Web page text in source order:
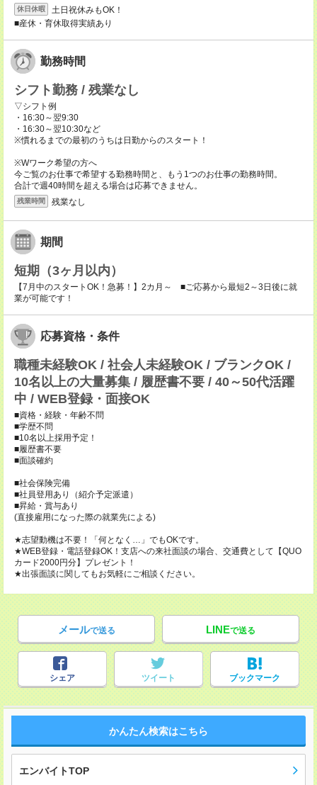
休日休暇
土日祝休みもOK！
■産休・育休取得実績あり
勤務時間
シフト勤務 / 残業なし
▽シフト例
・16:30～翌9:30
・16:30～翌10:30など
※慣れるまでの最初のうちは日勤からのスタート！
※Wワーク希望の方へ
今ご覧のお仕事で希望する勤務時間と、もう1つのお仕事の勤務時間。
合計で週40時間を超える場合は応募できません。
残業時間 残業なし
期間
短期（3ヶ月以内）
【7月中のスタートOK！急募！】2カ月～ ■ご応募から最短2～3日後に就
業が可能です！
応募資格・条件
職種未経験OK / 社会人未経験OK / ブランクOK /
10名以上の大量募集 / 履歴書不要 / 40～50代活躍
中 / WEB登録・面接OK
■資格・経験・年齢不問
■学歴不問
■10名以上採用予定！
■履歴書不要
■面談確約
■社会保険完備
■社員登用あり（紹介予定派遣）
■昇給・賞与あり
(直接雇用になった際の就業先による)
★志望動機は不要！「何となく…」でもOKです。
★WEB登録・電話登録OK！支店への来社面談の場合、交通費として【QUO
カード2000円分】プレゼント！
★出張面談に関してもお気軽にご相談ください。
メールで送る LINEで送る
シェア ツイート ブックマーク
かんたん検索はこちら
エンバイトTOP